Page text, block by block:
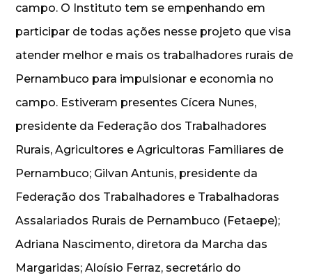
campo. O Instituto tem se empenhando em
participar de todas ações nesse projeto que visa
atender melhor e mais os trabalhadores rurais de
Pernambuco para impulsionar e economia no
campo. Estiveram presentes Cícera Nunes,
presidente da Federação dos Trabalhadores
Rurais, Agricultores e Agricultoras Familiares de
Pernambuco; Gilvan Antunis, presidente da
Federação dos Trabalhadores e Trabalhadoras
Assalariados Rurais de Pernambuco (Fetaepe);
Adriana Nascimento, diretora da Marcha das
Margaridas; Aloísio Ferraz, secretário do